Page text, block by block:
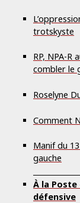
trotskyste
RP, NPA-R
combler le
Roselyne
Comment
Manif du
gauche
À la
défensive